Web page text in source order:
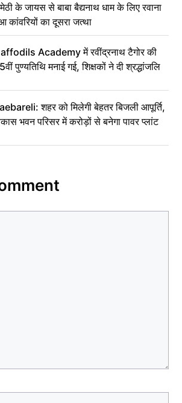
के जायस से बाबा बैद्यनाथ धाम के लिए रवाना
कांवरियों का दूसरा जत्था
Academy में रवींद्रनाथ टैगोर की
पुण्यतिथि मनाई गई, शिक्षकों ने दी श्रद्धांजलि
शहर को मिलेगी बेहतर बिजली आपूर्ति,
भवन परिसर में करोड़ों से बनेगा पावर प्लांट